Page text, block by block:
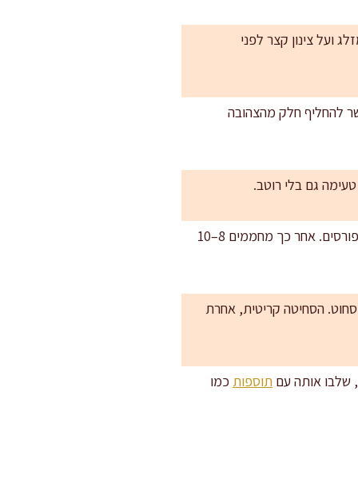
ועל צינון קצר לפני
להחליף חלק מהצהובה
גם בלי רוטב.
לחתך נקי במיוחד: אם רוצים קוביות מושלמות לאירוח, מקררים את הפשטידה 30 דקות במקרר ואז פורסים. אחר כך מחממים 8–10
קצוץ סחוט היטב, או 200 גרם קישוא מגורר וסחוט. הסחיטה קריטית, אחרת
שלבו אותה עם תוספות כמו